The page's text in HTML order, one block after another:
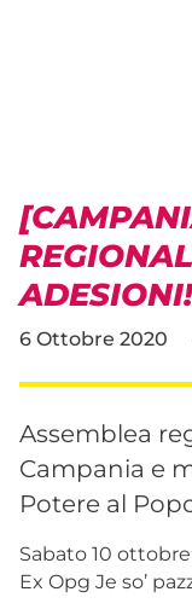
ADESIONI!
6 Ottobre 2020
Assemblea
Campania e
Potere al
Sabato 10 ottobre
Ex Opg Je so’